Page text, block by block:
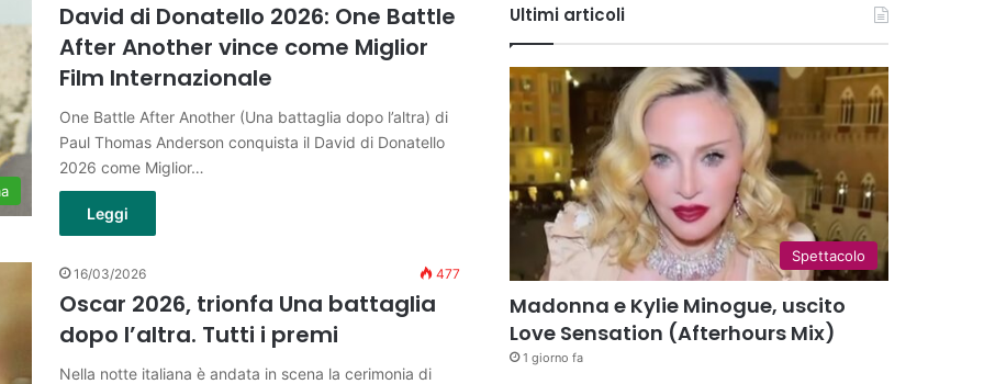
David di Donatello 2026: One Battle
After Another vince come Miglior
Film Internazionale
One Battle After Another (Una battaglia dopo l’altra) di
Paul Thomas Anderson conquista il David di Donatello
2026 come Miglior…
Leggi
16/03/2026 477
Oscar 2026, trionfa Una battaglia
dopo l’altra. Tutti i premi
Nella notte italiana è andata in scena la cerimonia di
Ultimi articoli
Spettacolo
Madonna e Kylie Minogue, uscito
Love Sensation (Afterhours Mix)
1 giorno fa